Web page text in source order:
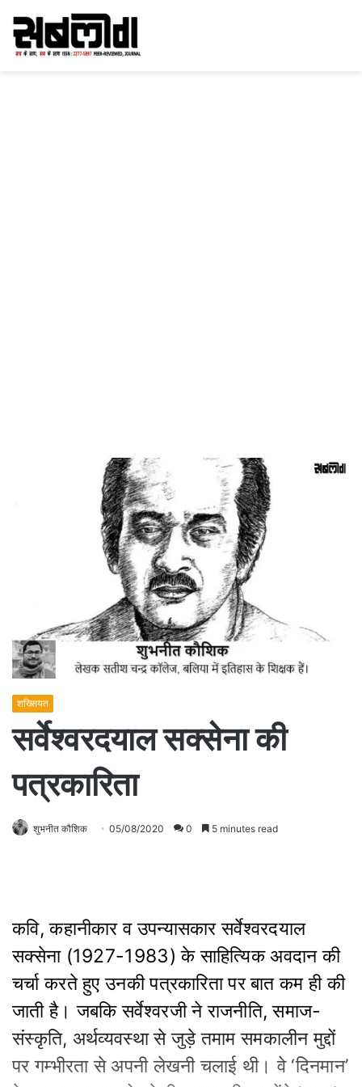
शख्सियत
सर्वेश्वरदयाल सक्सेना की
पत्रकारिता
शुभनीत कौशिक 05/08/2020 0 5 minutes read
कवि, कहानीकार व उपन्यासकार सर्वेश्वरदयाल
सक्सेना (1927-1983) के साहित्यिक अवदान की
चर्चा करते हुए उनकी पत्रकारिता पर बात कम ही की
जाती है। जबकि सर्वेश्वरजी ने राजनीति, समाज-
संस्कृति, अर्थव्यवस्था से जुड़े तमाम समकालीन मुद्दों
पर गम्भीरता से अपनी लेखनी चलाई थी। वे ‘दिनमान’